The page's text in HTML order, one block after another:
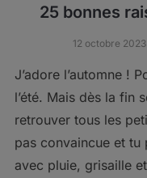
25 bonnes
12 octobre 2023
J’adore l’automne !
l’été. Mais dès la fin
retrouver tous les
pas convaincue et tu
avec pluie, grisaille